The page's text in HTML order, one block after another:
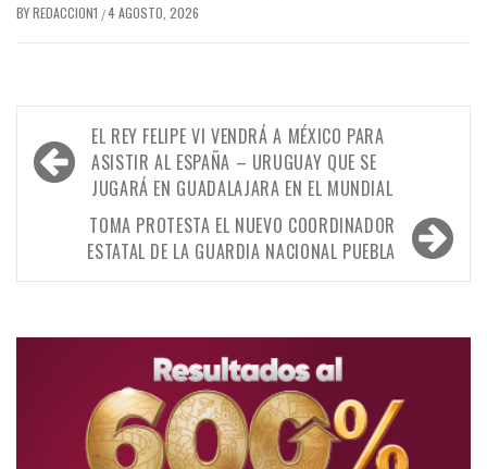
BYREDACCION1 /4 AGOSTO, 2026
Navegación
de
entradas
EL REY FELIPE VI VENDRÁ A MÉXICO PARA
ASISTIR AL ESPAÑA – URUGUAY QUE SE
JUGARÁ EN GUADALAJARA EN EL MUNDIAL
TOMA PROTESTA EL NUEVO COORDINADOR
ESTATAL DE LA GUARDIA NACIONAL PUEBLA